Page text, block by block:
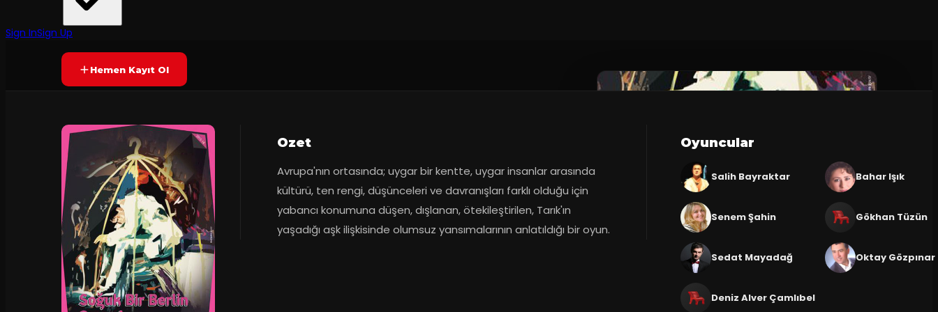
Sign InSign UpYAKINDA
Hemen Kayıt Ol
Ozet
Avrupa'nın ortasında; uygar bir kentte, uygar insanlar arasında
kültürü, ten rengi, düşünceleri ve davranışları farklı olduğu için
yabancı konumuna düşen, dışlanan, ötekileştirilen, Tarık'ın
yaşadığı aşk ilişkisinde olumsuz yansımalarının anlatıldığı bir oyun.
Oyuncular
Salih Bayraktar Bahar Işık
Senem Şahin Gökhan Tüzün
Sedat Mayadağ Oktay Gözpınar
Deniz Alver Çamlıbel